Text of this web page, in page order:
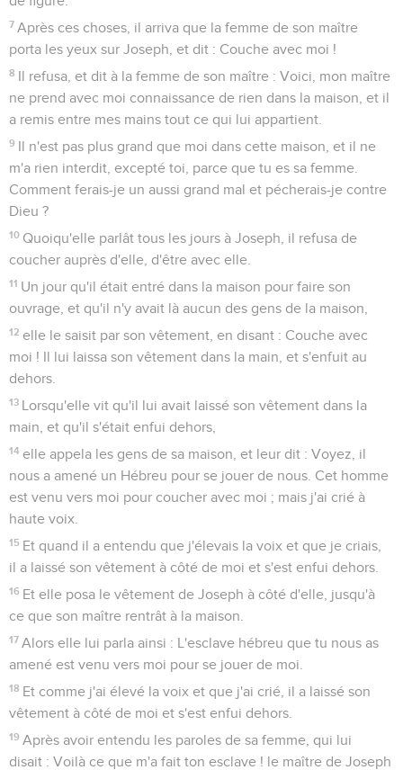
7 Après ces choses, il arriva que la femme de son maître
porta les yeux sur Joseph, et dit : Couche avec moi !
8 Il refusa, et dit à la femme de son maître : Voici, mon maître
ne prend avec moi connaissance de rien dans la maison, et il
a remis entre mes mains tout ce qui lui appartient.
9 Il n'est pas plus grand que moi dans cette maison, et il ne
m'a rien interdit, excepté toi, parce que tu es sa femme.
Comment ferais-je un aussi grand mal et pécherais-je contre
Dieu ?
10 Quoiqu'elle parlât tous les jours à Joseph, il refusa de
coucher auprès d'elle, d'être avec elle.
11 Un jour qu'il était entré dans la maison pour faire son
ouvrage, et qu'il n'y avait là aucun des gens de la maison,
12 elle le saisit par son vêtement, en disant : Couche avec
moi ! Il lui laissa son vêtement dans la main, et s'enfuit au
dehors.
13 Lorsqu'elle vit qu'il lui avait laissé son vêtement dans la
main, et qu'il s'était enfui dehors,
14 elle appela les gens de sa maison, et leur dit : Voyez, il
nous a amené un Hébreu pour se jouer de nous. Cet homme
est venu vers moi pour coucher avec moi ; mais j'ai crié à
haute voix.
15 Et quand il a entendu que j'élevais la voix et que je criais,
il a laissé son vêtement à côté de moi et s'est enfui dehors.
16 Et elle posa le vêtement de Joseph à côté d'elle, jusqu'à
ce que son maître rentrât à la maison.
17 Alors elle lui parla ainsi : L'esclave hébreu que tu nous as
amené est venu vers moi pour se jouer de moi.
18 Et comme j'ai élevé la voix et que j'ai crié, il a laissé son
vêtement à côté de moi et s'est enfui dehors.
19 Après avoir entendu les paroles de sa femme, qui lui
disait : Voilà ce que m'a fait ton esclave ! le maître de Joseph